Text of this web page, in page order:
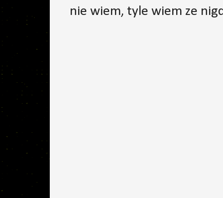
nie wiem, tyle wiem ze